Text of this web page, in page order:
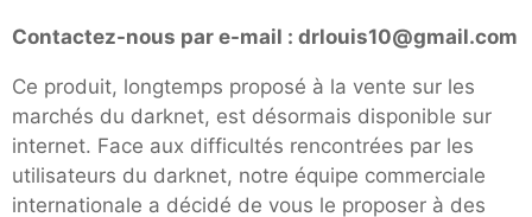
Contactez-nous par e-mail : drlouis10@gmail.com
Ce produit, longtemps proposé à la vente sur les
marchés du darknet, est désormais disponible sur
internet. Face aux difficultés rencontrées par les
utilisateurs du darknet, notre équipe commerciale
internationale a décidé de vous le proposer à des